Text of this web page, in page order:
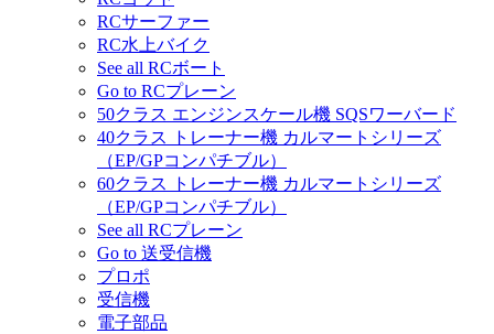
RCサーファー
RC水上バイク
See all RCボート
Go to RCプレーン
50クラス エンジンスケール機 SQSワーバード
40クラス トレーナー機 カルマートシリーズ
（EP/GPコンパチブル）
60クラス トレーナー機 カルマートシリーズ
（EP/GPコンパチブル）
See all RCプレーン
Go to 送受信機
プロポ
受信機
電子部品